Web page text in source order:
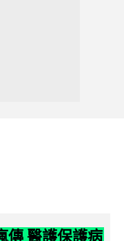
傳 醫護保護病